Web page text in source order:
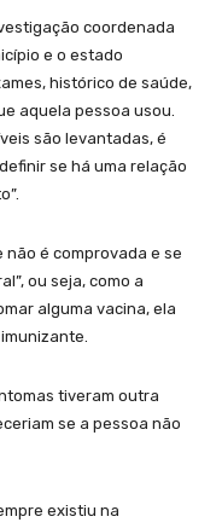
coordenada
e o estado
histórico de saúde,
aquela pessoa usou.
são levantadas, é
se há uma relação
não é comprovada e se
ou seja, como a
alguma vacina, ela
tiveram outra
se a pessoa não
existiu na